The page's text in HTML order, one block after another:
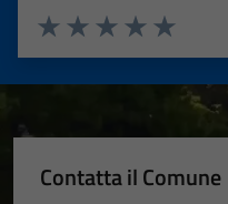
Valuta 5
Valuta 4
Valuta 3 stelle su
Valuta 2 stelle su 5
Valuta 1 stelle su 5
Contatta il Comune